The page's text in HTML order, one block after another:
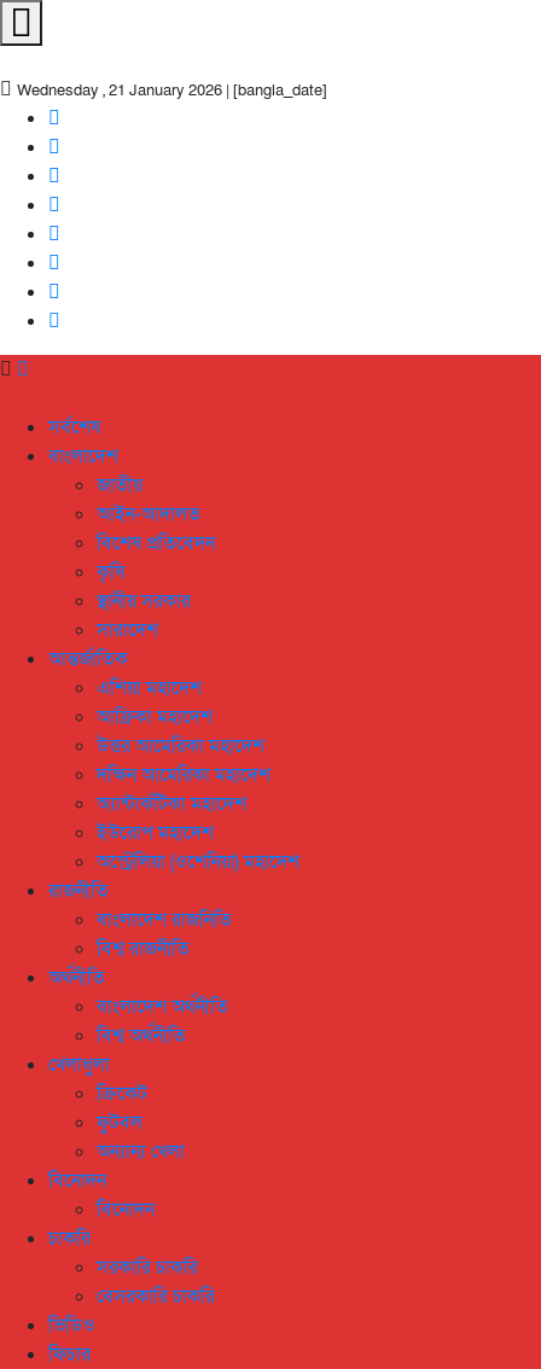
Wednesday , 21 January 2026 | [bangla_date]
সর্বশেষ
বাংলাদেশ
জাতীয়
আইন-আদালত
বিশেষ প্রতিবেদন
কৃষি
স্থানীয় সরকার
সারাদেশ
আন্তর্জাতিক
এশিয়া মহাদেশ
আফ্রিকা মহাদেশ
উত্তর আমেরিকা মহাদেশ
দক্ষিন আমেরিকা মহাদেশ
অ্যান্টার্কটিকা মহাদেশ
ইউরোপ মহাদেশ
অস্ট্রেলিয়া (ওশেনিয়া) মহাদেশ
রাজনীতি
বাংলাদেশ রাজনিতি
বিশ্ব রাজনীতি
অর্থনীতি
বাংলাদেশ অর্থনীতি
বিশ্ব অর্থনীতি
খেলাধুলা
ক্রিকেট
ফুটবল
অন্যান্য খেলা
বিনোদন
বিনোদন
চাকরি
সরকারি চাকরি
বেসরকারি চাকরি
ভিডিও
ফিচার